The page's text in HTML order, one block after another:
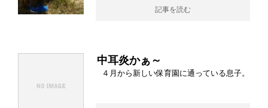
記事を読む
中耳炎かぁ～
４月から新しい保育園に通っている息子。